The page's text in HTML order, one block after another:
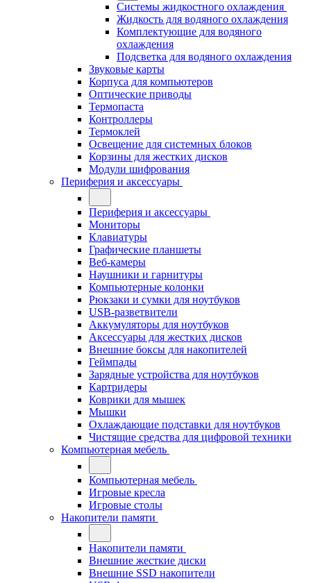
Системы жидкостного охлаждения
Жидкость для водяного охлаждения
Комплектующие для водяного
охлаждения
Подсветка для водяного охлаждения
Звуковые карты
Корпуса для компьютеров
Оптические приводы
Термопаста
Контроллеры
Термоклей
Освещение для системных блоков
Корзины для жестких дисков
Модули шифрования
Периферия и аксессуары
Периферия и аксессуары
Мониторы
Клавиатуры
Графические планшеты
Веб-камеры
Наушники и гарнитуры
Компьютерные колонки
Рюкзаки и сумки для ноутбуков
USB-разветвители
Аккумуляторы для ноутбуков
Аксессуары для жестких дисков
Внешние боксы для накопителей
Геймпады
Зарядные устройства для ноутбуков
Картридеры
Коврики для мышек
Мышки
Охлаждающие подставки для ноутбуков
Чистящие средства для цифровой техники
Компьютерная мебель
Компьютерная мебель
Игровые кресла
Игровые столы
Накопители памяти
Накопители памяти
Внешние жесткие диски
Внешние SSD накопители